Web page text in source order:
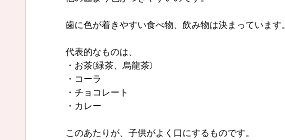
歯に色が着きやすい食べ物、飲み物は決まっています。
代表的なものは、
・お茶(緑茶、烏龍茶)
・コーラ
・チョコレート
・カレー
このあたりが、子供がよく口にするものです。